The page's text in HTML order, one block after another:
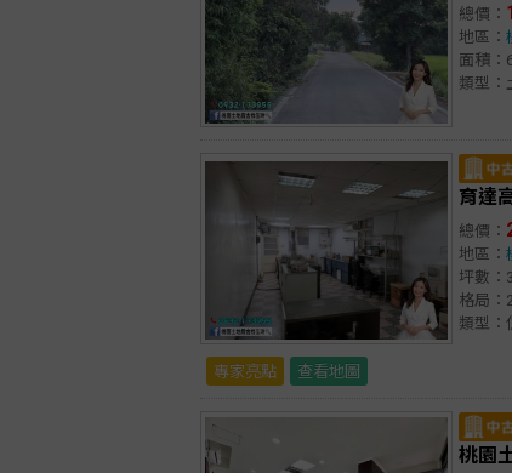
總價：
地區：
面積：
類型：
育達
總價：
地區：
坪數：
格局：
類型：
專家亮點 查看地圖
桃園